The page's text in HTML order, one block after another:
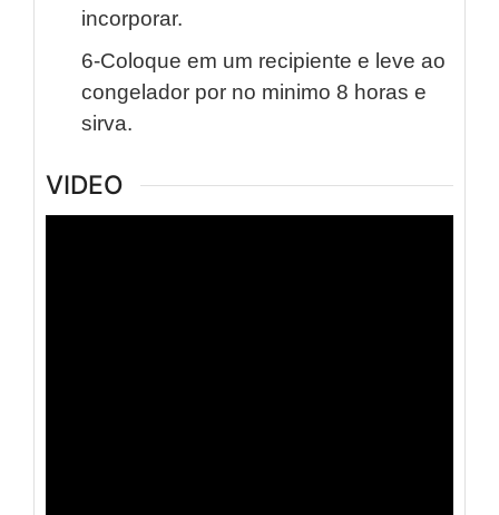
incorporar.
6-Coloque em um recipiente e leve ao
congelador por no minimo 8 horas e
sirva.
VIDEO